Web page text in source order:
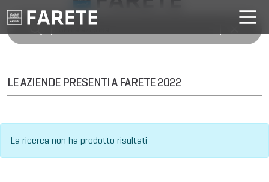
LE AZIENDE PRESENTI A FARETE 2022
La ricerca non ha prodotto risultati